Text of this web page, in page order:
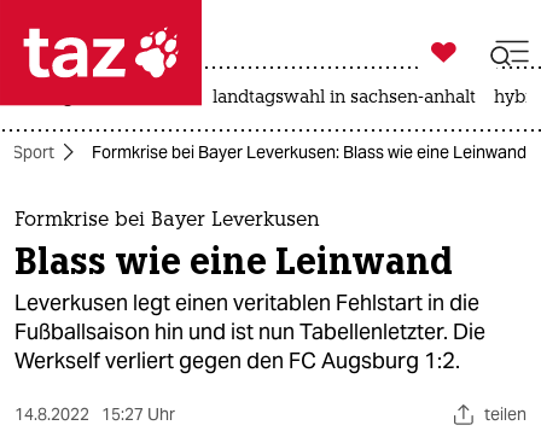
 taz zahl ich
taz zahl ich
themen
politik
öko

taz zahl ich
landtagswahl in sachsen-anhalt
Sport Formkrise bei Bayer Leverkusen: Blass wie eine Leinwand
Formkrise bei Bayer Leverkusen
Blass wie eine Leinwand
Leverkusen legt einen veritablen Fehlstart in die
Fußballsaison hin und ist nun Tabellenletzter. Die
Werkself verliert gegen den FC Augsburg 1:2.
14.8.2022 15:27 Uhr teilen